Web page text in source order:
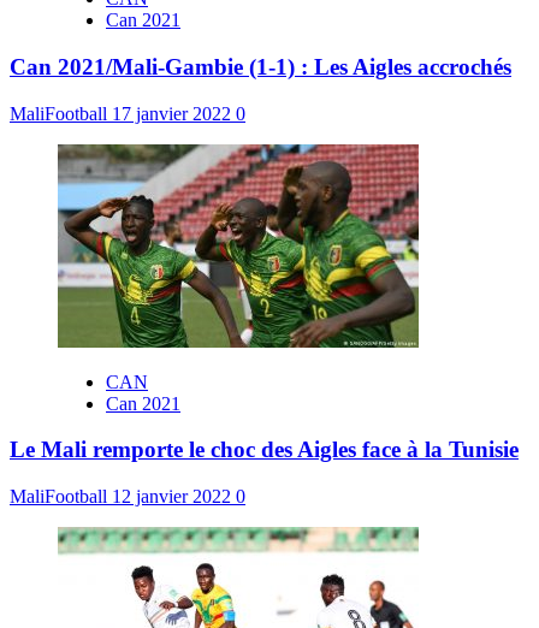
Can 2021
Can 2021/Mali-Gambie (1-1) : Les Aigles accrochés
MaliFootball 17 janvier 2022 0
CAN
Can 2021
Le Mali remporte le choc des Aigles face à la Tunisie
MaliFootball 12 janvier 2022 0